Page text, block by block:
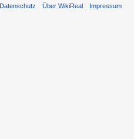
Datenschutz Über WikiReal Impressum